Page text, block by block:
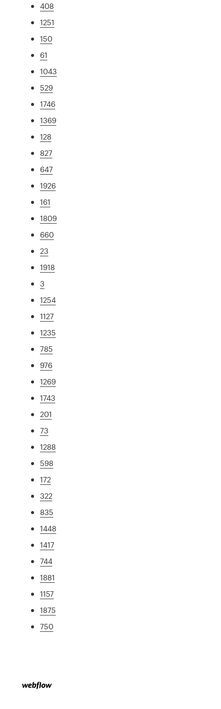
408
1251
150
61
1043
529
1746
1369
128
827
647
1926
161
1809
660
23
1918
3
1254
1127
1235
785
976
1269
1743
201
73
1288
598
172
322
835
1448
1417
744
1881
1157
1875
750